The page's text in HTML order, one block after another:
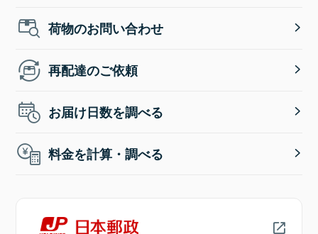
荷物のお問い合わせ
再配達のご依頼
お届け日数を調べる
料金を計算・調べる